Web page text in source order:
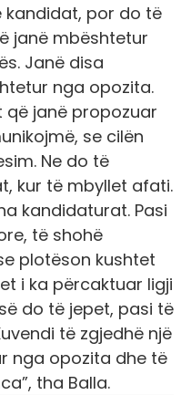
kandidat, por do të
janë mbështetur
Janë disa
nga opozita.
që janë propozuar
se cilën
Ne do të
kur të mbyllet afati.
kandidaturat. Pasi
të shohë
plotëson kushtet
i ka përcaktuar ligji
do të jepet, pasi të
të zgjedhë një
nga opozita dhe të
tha Balla.